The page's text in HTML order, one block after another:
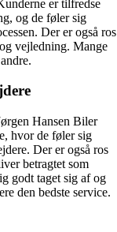
er tilfredse
og de føler sig
Der er også ros
vejledning. Mange
Hansen Biler
hvor de føler sig
Der er også ros
betragtet som
godt taget sig af og
den bedste service.